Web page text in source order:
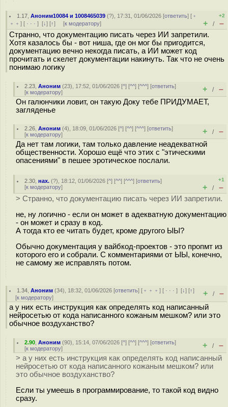
1.17 ,Аноним10084 и 1008465039 (?), 17:31, 01/06/2026 [ответить] [ ﹢
﹢﹢ ] [ · · · ] [↓] [↑] [к модератору]
+2
+ / –
Странно, что документацию писать через ИИ запретили.
Хотя казалось бы - вот ниша, где он мог бы пригодится,
документацию вечно некогда писать, а ИИ может код
прочитать и скелет документации накинуть. Так что не очень
понимаю логику
2.23 ,Аноним (23), 17:52, 01/06/2026 [^] [^^] [^^^] [ответить]
[к модератору] + / –
Он галюнчики ловит, он такую Доку тебе ПРИДУМАЕТ,
загляденье
2.26 ,Аноним (4), 18:09, 01/06/2026 [^] [^^] [^^^] [ответить]
[к модератору] + / –
Да нет там логики, там только давление неадекватной
общественности. Хорошо ещё что этих с "этическими
опасениями" в пешее эротическое послали.
2.30 ,нах. (?), 18:12, 01/06/2026 [^] [^^] [^^^] [ответить]
[к модератору]
+1
+ / –
> Странно, что документацию писать через ИИ запретили.
не, ну логично - если он может в адекватную документацию
- он может и сразу в код.
А тогда кто ее читать будет, кроме другого ЫЫ?
Обычно документация у вайбкод-проектов - это пропмт из
которого его и собрали. С комментариями от ЫЫ, конечно,
не самому же исправлять потом.
1.34 ,Аноним (34), 18:32, 01/06/2026 [ответить] [ ﹢﹢﹢] [ · · ·][↓] [↑]
[к модератору] + / –
а у них есть инструкция как определять код написанный
нейросетью от кода написанного кожаным мешком? или это
обычное воздуханство?
2.90 ,Аноним (90), 15:14, 07/06/2026 [^] [^^] [^^^] [ответить]
[к модератору] + / –
> а у них есть инструкция как определять код написанный
нейросетью от кода написанного кожаным мешком? или
это обычное воздуханство?
Если ты умеешь в программирование, то такой код видно
сразу.